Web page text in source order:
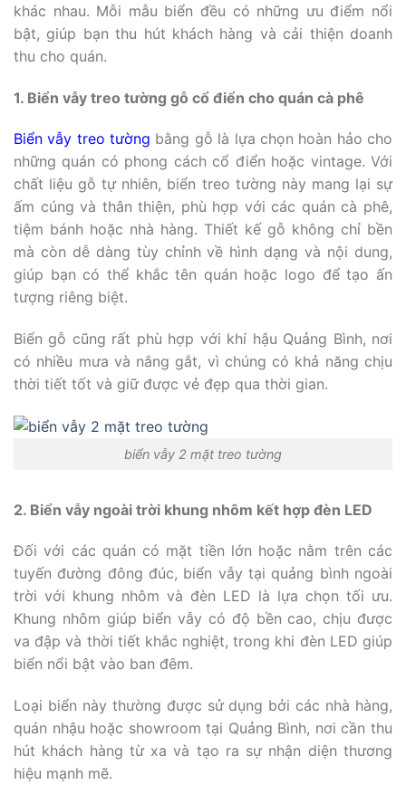
khác nhau. Mỗi mẫu biển đều có những ưu điểm nổi
bật, giúp bạn thu hút khách hàng và cải thiện doanh
thu cho quán.
1. Biển vẫy treo tường gỗ cổ điển cho quán cà phê
Biển vẫy treo tường bằng gỗ là lựa chọn hoàn hảo cho
những quán có phong cách cổ điển hoặc vintage. Với
chất liệu gỗ tự nhiên, biển treo tường này mang lại sự
ấm cúng và thân thiện, phù hợp với các quán cà phê,
tiệm bánh hoặc nhà hàng. Thiết kế gỗ không chỉ bền
mà còn dễ dàng tùy chỉnh về hình dạng và nội dung,
giúp bạn có thể khắc tên quán hoặc logo để tạo ấn
tượng riêng biệt.
Biển gỗ cũng rất phù hợp với khí hậu Quảng Bình, nơi
có nhiều mưa và nắng gắt, vì chúng có khả năng chịu
thời tiết tốt và giữ được vẻ đẹp qua thời gian.
biển vẫy 2 mặt treo tường
2. Biển vẫy ngoài trời khung nhôm kết hợp đèn LED
Đối với các quán có mặt tiền lớn hoặc nằm trên các
tuyến đường đông đúc, biển vẫy tại quảng bình ngoài
trời với khung nhôm và đèn LED là lựa chọn tối ưu.
Khung nhôm giúp biển vẫy có độ bền cao, chịu được
va đập và thời tiết khắc nghiệt, trong khi đèn LED giúp
biển nổi bật vào ban đêm.
Loại biển này thường được sử dụng bởi các nhà hàng,
quán nhậu hoặc showroom tại Quảng Bình, nơi cần thu
hút khách hàng từ xa và tạo ra sự nhận diện thương
hiệu mạnh mẽ.